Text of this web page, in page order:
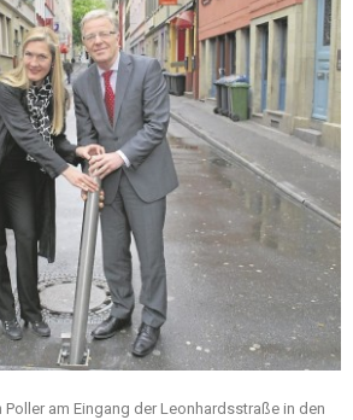
am Eingang der Leonhardsstraße in den